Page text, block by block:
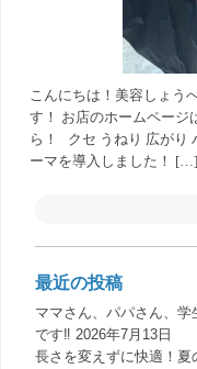
こんにちは！美容しょう
す！ お店のホームページ
ら！ クセ うねり 広がり
ーマを導入しました！ […]
最近の投稿
ママさん、パパさん、
です‼️ 2026年7月13日
長さを変えずに快適！